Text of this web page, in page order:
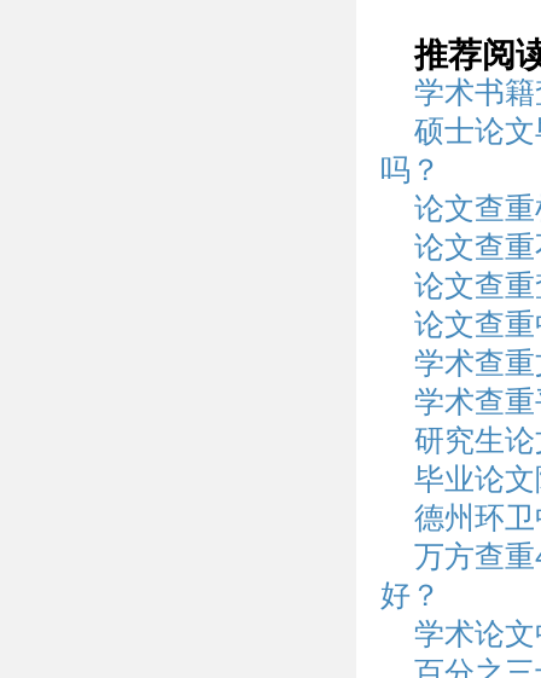
推荐阅
学术书
硕士论
吗？
论文查
论文查
论文查
论文查
学术查
学术查
研究生
毕业论
德州环
万方查
好？
学术论